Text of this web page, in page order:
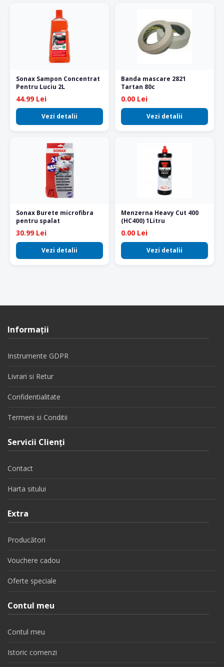
Sonax Sampon Concentrat
Pentru Luciu 2L
44.99 Lei
Vezi detalii
Banda mascare 2821
Tartan 80c
0.00 Lei
Vezi detalii
Sonax Burete microfibra
pentru spalat
30.99 Lei
Vezi detalii
Menzerna Heavy Cut 400
(HC400) 1Litru
0.00 Lei
Vezi detalii
Informaţii
Instrumente GDPR
Livrari si Retur
Confidentialitate
Termeni si Conditii
Servicii Clienţi
Contact
Harta sitului
Extra
Producători
Vouchere cadou
Oferte speciale
Contul meu
Contul meu
Istoric comenzi